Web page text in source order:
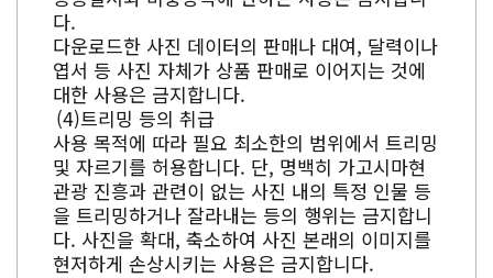
다.
다운로드한 사진 데이터의 판매나 대여, 달력이나
엽서 등 사진 자체가 상품 판매로 이어지는 것에
대한 사용은 금지합니다.
트리밍 등의 취급
사용 목적에 따라 필요 최소한의 범위에서 트리밍
및 자르기를 허용합니다. 단, 명백히 가고시마현
관광 진흥과 관련이 없는 사진 내의 특정 인물 등
을 트리밍하거나 잘라내는 등의 행위는 금지합니
다. 사진을 확대, 축소하여 사진 본래의 이미지를
현저하게 손상시키는 사용은 금지합니다.